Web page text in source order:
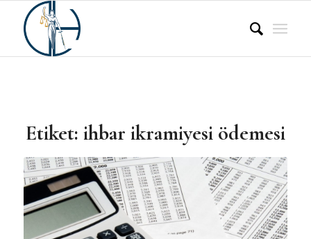
Etiket: ihbar ikramiyesi ödemesi